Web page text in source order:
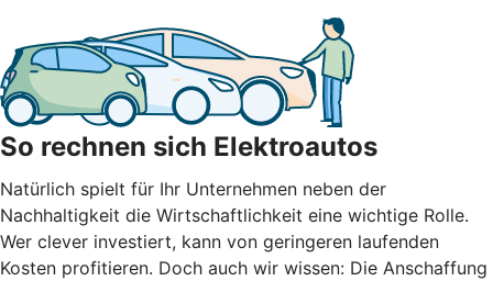
So rechnen sich Elektroautos
Natürlich spielt für Ihr Unternehmen neben der
Nachhaltigkeit die Wirtschaftlichkeit eine wichtige Rolle.
Wer clever investiert, kann von geringeren laufenden
Kosten profitieren. Doch auch wir wissen: Die Anschaffung